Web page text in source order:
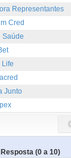
Representantes
Cred
Saúde
Life
Junto
(0 a 10)